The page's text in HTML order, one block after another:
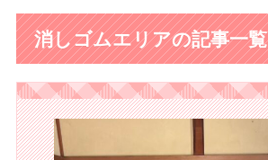
消しゴムエリアの記事一覧